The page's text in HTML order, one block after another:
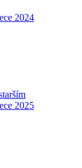
2024
2025